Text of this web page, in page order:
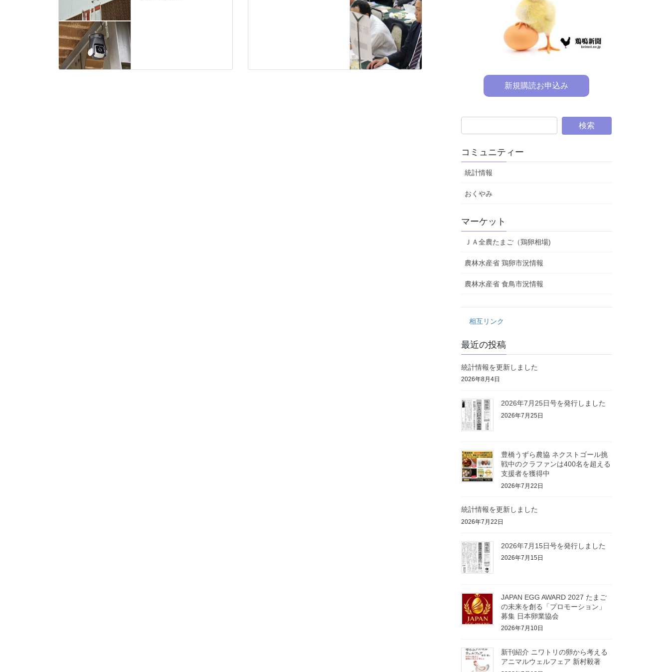
新規購読お申込み
コミュニティー
統計情報
おくやみ
マーケット
ＪＡ全農たまご（鶏卵相場)
農林水産省 鶏卵市況情報
農林水産省 食鳥市況情報
相互リンク
最近の投稿
統計情報を更新しました
2026年8月4日
2026年7月25日号を発行しました
2026年7月25日
豊橋うずら農協 ネクストゴール挑
戦中のクラファンは400名を超える
支援者を獲得中
2026年7月22日
統計情報を更新しました
2026年7月22日
2026年7月15日号を発行しました
2026年7月15日
JAPAN EGG AWARD 2027 たまご
の未来を創る「プロモーション」
募集 日本卵業協会
2026年7月10日
新刊紹介 ニワトリの卵から考える
アニマルウェルフェア 新村毅著